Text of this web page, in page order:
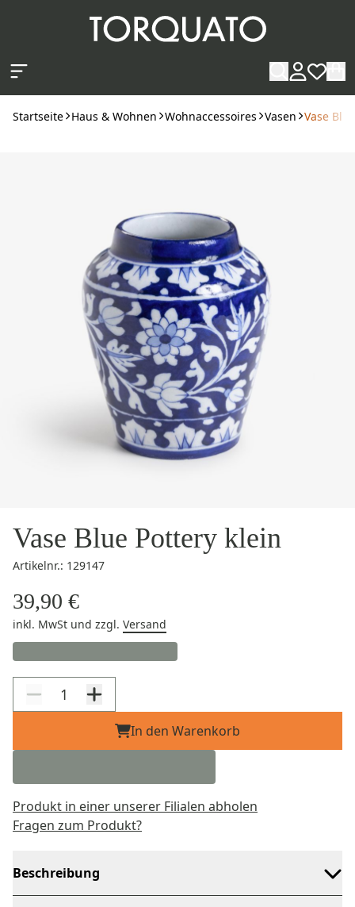
Startseite Haus & Wohnen Wohnaccessoires Vasen Vase
Vase Blue Pottery klein
Artikelnr.: 129147
39,90 €
inkl. MwSt und zzgl. Versand
In den Warenkorb
Produkt in einer unserer Filialen abholen
Fragen zum Produkt?
Beschreibung